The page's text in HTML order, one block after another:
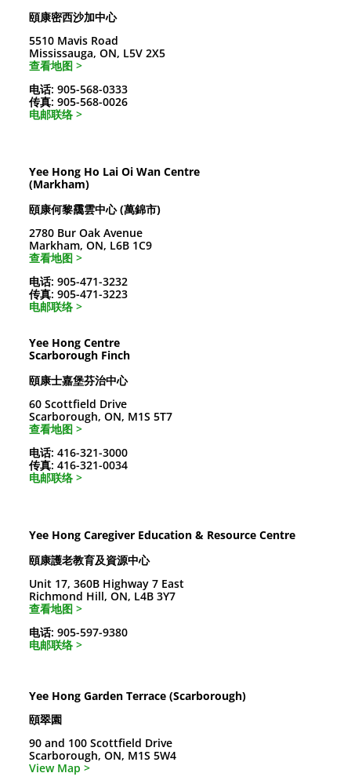
頤康密西沙加中心
5510 Mavis Road
Mississauga, ON, L5V 2X5
查看地图 >
电话: 905-568-0333
传真: 905-568-0026
电邮联络 >
Yee Hong Ho Lai Oi Wan Centre
(Markham)
頤康何黎靄雲中心 (萬錦市)
2780 Bur Oak Avenue
Markham, ON, L6B 1C9
查看地图 >
电话: 905-471-3232
传真: 905-471-3223
电邮联络 >
Yee Hong Centre
Scarborough Finch
頤康士嘉堡芬治中心
60 Scottfield Drive
Scarborough, ON, M1S 5T7
查看地图 >
电话: 416-321-3000
传真: 416-321-0034
电邮联络 >
Yee Hong Caregiver Education & Resource Centre
頤康護老教育及資源中心
Unit 17, 360B Highway 7 East
Richmond Hill, ON, L4B 3Y7
查看地图 >
电话: 905-597-9380
电邮联络 >
Yee Hong Garden Terrace (Scarborough)
頤翠園
90 and 100 Scottfield Drive
Scarborough, ON, M1S 5W4
View Map >